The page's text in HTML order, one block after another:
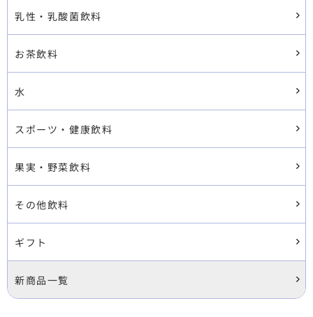
乳性・乳酸菌飲料
お茶飲料
水
スポーツ・健康飲料
果実・野菜飲料
その他飲料
ギフト
新商品一覧